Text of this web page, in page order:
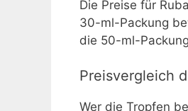
Die Preise für
30-ml-Packung
die 50-ml-
Preisvergleich
Wer die Tropfen